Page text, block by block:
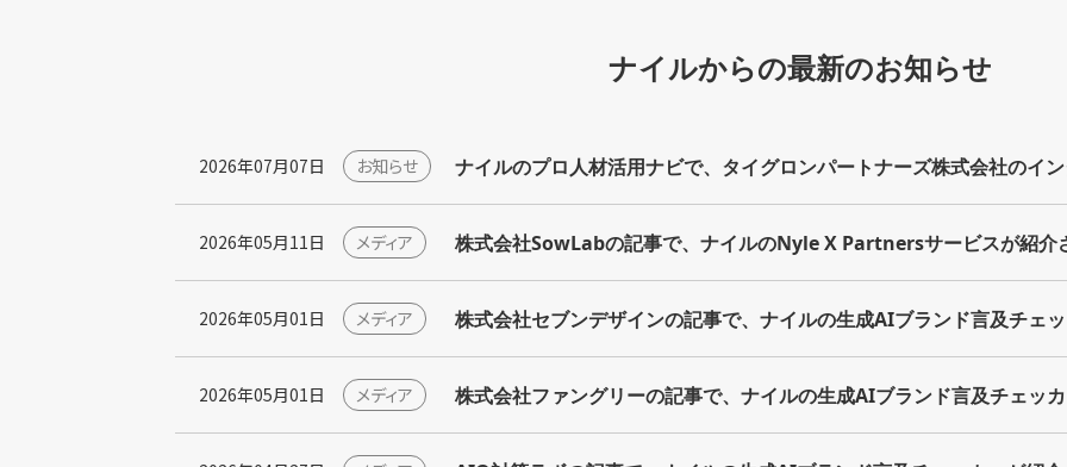
ナイルからの最新のお知らせ
2026年07月07日 お知らせ ナイルのプロ人材活用ナビで、タイグロンパートナーズ株式会社のイ
2026年05月11日 メディア 株式会社SowLabの記事で、ナイルのNyle X Partnersサービスが紹介
2026年05月01日 メディア 株式会社セブンデザインの記事で、ナイルの生成AIブランド言及チェ
2026年05月01日 メディア 株式会社ファングリーの記事で、ナイルの生成AIブランド言及チェッ